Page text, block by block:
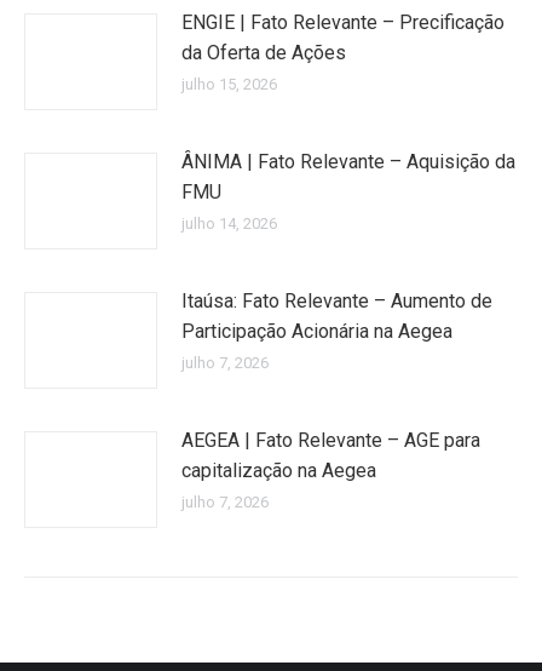
ENGIE | Fato Relevante – Precificação
da Oferta de Ações
julho 15, 2026
ÂNIMA | Fato Relevante – Aquisição da
FMU
julho 14, 2026
Itaúsa: Fato Relevante – Aumento de
Participação Acionária na Aegea
julho 7, 2026
AEGEA | Fato Relevante – AGE para
capitalização na Aegea
julho 7, 2026